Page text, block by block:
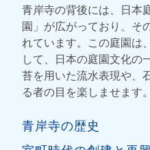
青岸寺の背後には、日本
園」が広がっており、そ
れています。この庭園は
して、日本の庭園文化の
苔を用いた流水表現や、
る者の目を楽しませます。
青岸寺の歴史